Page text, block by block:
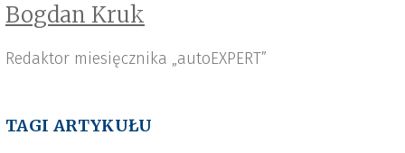
Bogdan Kruk
Redaktor miesięcznika „autoEXPERT”
TAGI ARTYKUŁU